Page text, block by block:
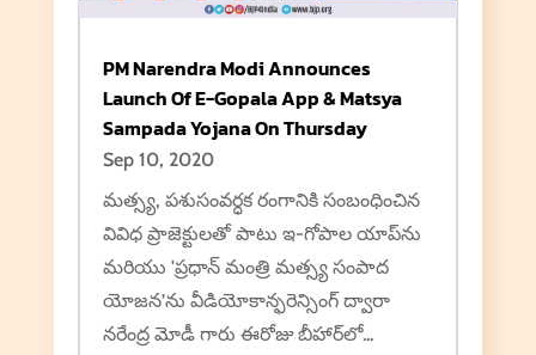
PM Narendra Modi Announces
Launch Of E-Gopala App & Matsya
Sampada Yojana On Thursday
Sep 10, 2020
మత్స్య, పశుసంవర్ధక రంగానికి సంబంధించిన
వివిధ ప్రాజెక్టులతో పాటు ఇ-గోపాల యాప్‌ను
మరియు 'ప్రధాన్ మంత్రి మత్స్య సంపాద
యోజన’ను వీడియోకాన్ఫరెన్సింగ్ ద్వారా
నరేంద్ర మోడీ గారు ఈరోజు బీహార్‌లో...